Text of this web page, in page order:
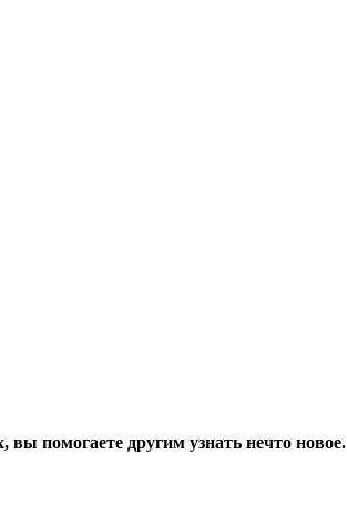
вы помогаете другим узнать нечто новое.